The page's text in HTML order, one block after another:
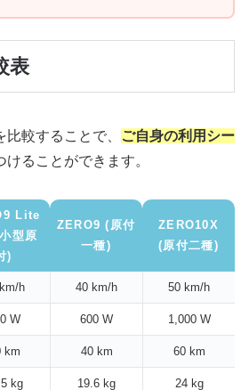
表
較することで、
ご自身の利用シー
けることができます。
Lite
型原
)
ZERO9 (原付
一種)
ZERO10X
(原付二種)
h 40 km/h 50 km/h
W 600 W 1,000 W
km 40 km 60 km
kg 19.6 kg 24 kg